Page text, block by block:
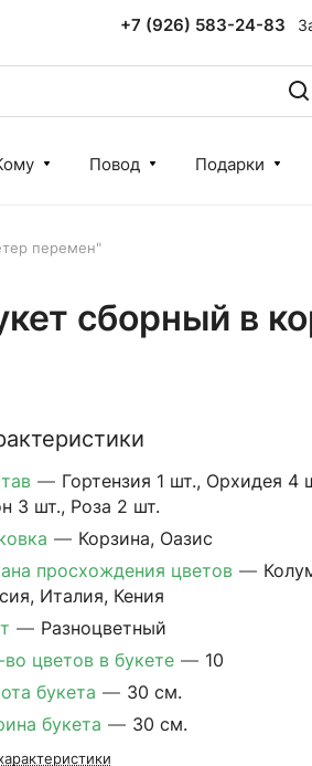
+7 (926) 583-24-83
Повод Подарки
перемен"
сборный в
— Гортензия 1 шт., Орхидея 4
3 шт., Роза 2 шт.
— Корзина, Оазис
просхождения цветов —
Италия, Кения
— Разноцветный
во цветов в букете — 10
букета — 30 см.
букета — 30 см.